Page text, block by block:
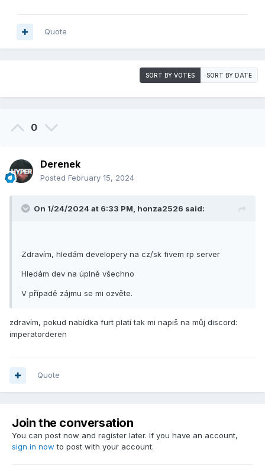
Quote
SORT BY VOTES SORT BY DATE
0
Derenek
Posted February 15, 2024
On 1/24/2024 at 6:33 PM, honza2526 said:
Zdravím, hledám developery na cz/sk fivem rp server
Hledám dev na úplně všechno
V případě zájmu se mi ozvěte.
zdravím, pokud nabídka furt platí tak mi napiš na můj discord:
imperatorderen
Quote
Join the conversation
You can post now and register later. If you have an account,
sign in now to post with your account.